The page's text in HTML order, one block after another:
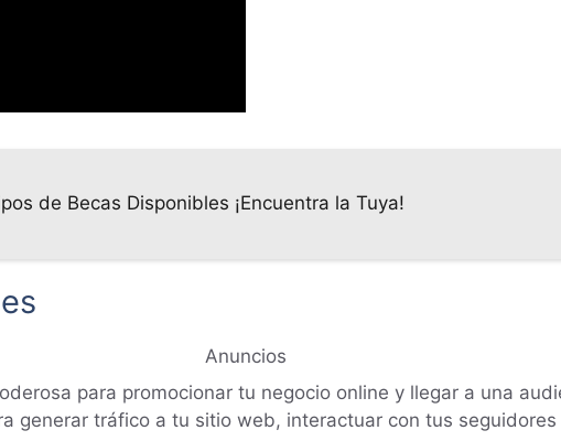
de Becas Disponibles ¡Encuentra la Tuya!
Anuncios
para promocionar tu negocio online y llegar a una
generar tráfico a tu sitio web, interactuar con tus